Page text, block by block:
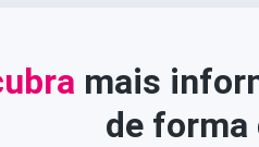
mais
de